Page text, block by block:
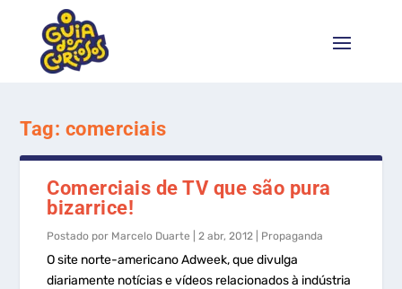
Tag: comerciais
Comerciais de TV que são pura
bizarrice!
Postado por Marcelo Duarte |2 abr, 2012 Propaganda
O site norte-americano Adweek, que divulga
diariamente notícias e vídeos relacionados à indústria